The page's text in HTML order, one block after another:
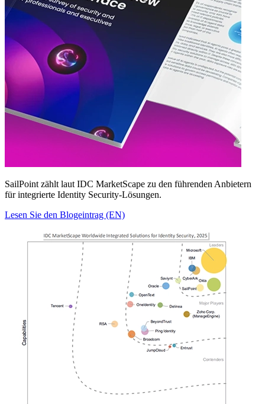
SailPoint zählt laut IDC MarketScape zu den führenden Anbietern
für integrierte Identity Security‑Lösungen.
Lesen Sie den Blogeintrag (EN)